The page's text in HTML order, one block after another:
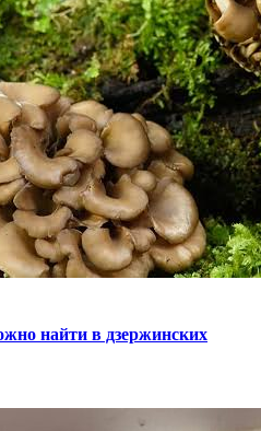
найти в дзержинских